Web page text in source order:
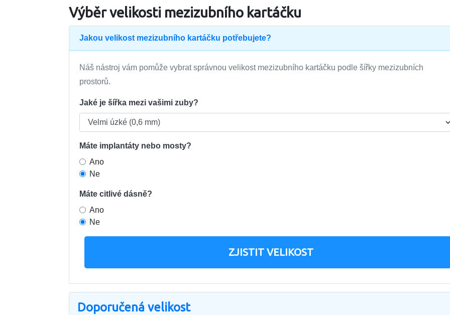
Výběr velikosti mezizubního kartáčku
Jakou velikost mezizubního kartáčku potřebujete?
Náš nástroj vám pomůže vybrat správnou velikost mezizubního kartáčku podle šířky mezizubních
prostorů.
Jaké je šířka mezi vašimi zuby?
Máte implantáty nebo mosty?
Ano
Ne
Máte citlivé dásně?
Ano
Ne
ZJISTIT VELIKOST
Doporučená velikost